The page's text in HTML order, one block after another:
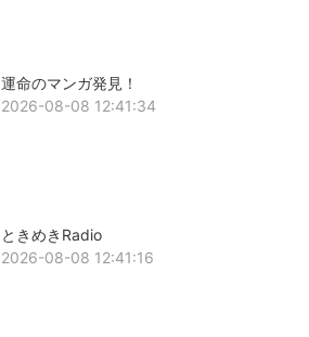
運命のマンガ発見！
2026-08-08 12:41:34
ときめきRadio
2026-08-08 12:41:16